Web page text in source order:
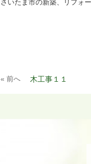
さいたま市の新築、リフォ
« 前へ 木工事１１